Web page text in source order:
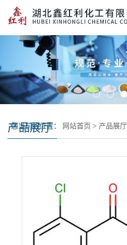
产品展厅
您当前的位置： 网站首页 > 产品展厅